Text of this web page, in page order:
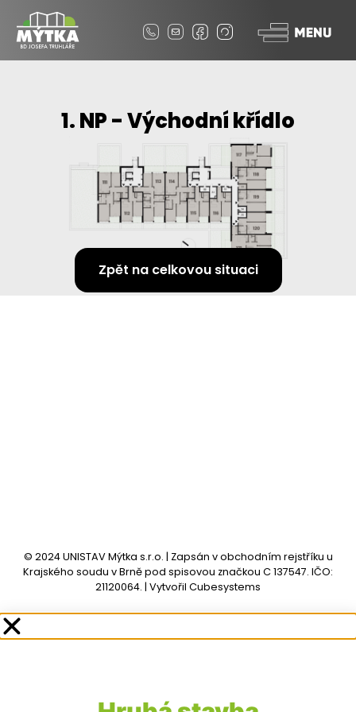
1. NP - Východní křídlo
Zpět na celkovou situaci
© 2024 UNISTAV Mýtka s.r.o. | Zapsán v obchodním rejstříku u
Krajského soudu v Brně pod spisovou značkou C 137547. IČO:
21120064. | Vytvořil Cubesystems